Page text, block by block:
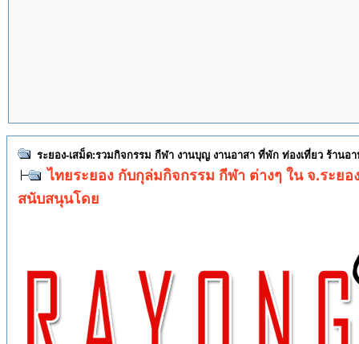
ระยอง-เสม็ด:รวมกิจกรรม กีฬา งานบุญ งานอาสา ที่พัก ท่องเที่ยว ร้านอ
ไทยระยอง กับกุล่มกิจกรรม กีฬา ต่างๆ ใน จ.ระยอ
สนับสนุนโดย